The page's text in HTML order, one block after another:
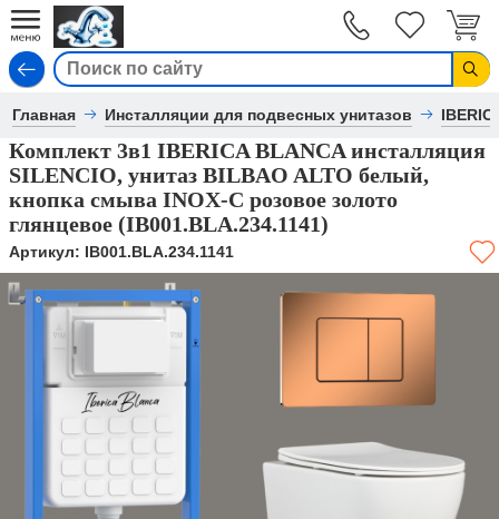
Главная Инсталляции для подвесных унитазов
Комплект 3в1 IBERICA BLANCA инсталляция
SILENCIO, унитаз BILBAO ALTO белый,
кнопка смыва INOX-C розовое золото
глянцевое (IB001.BLA.234.1141)
Артикул: IB001.BLA.234.1141